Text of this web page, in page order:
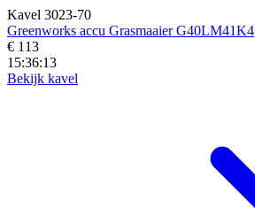
Kavel 3023-70
Greenworks accu Grasmaaier G40LM41K4
€ 113
15:36:11
Bekijk kavel